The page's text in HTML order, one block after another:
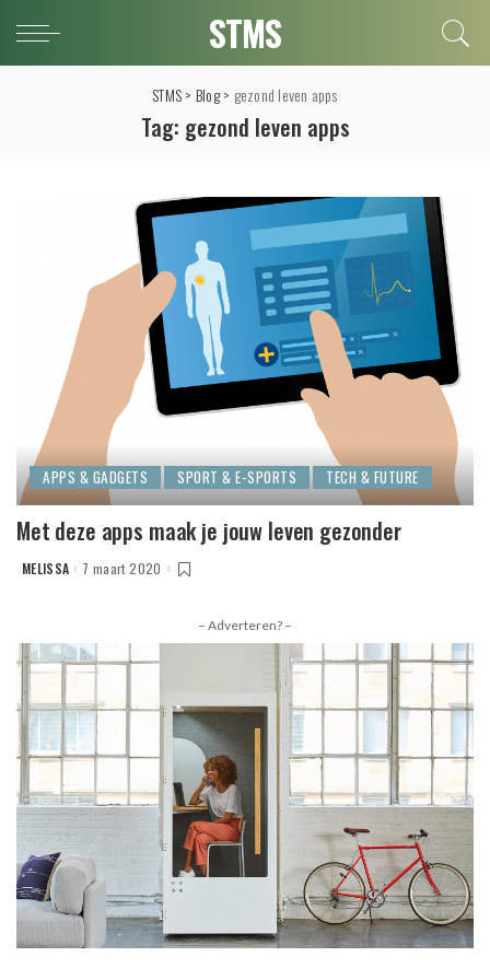
STMS
STMS> Blog> gezond leven apps
Tag: gezond leven apps
APPS & GADGETS SPORT & E-SPORTS TECH & FUTURE
Met deze apps maak je jouw leven gezonder
POSTED
MELISSA 7 maart 2020
– Adverteren? –